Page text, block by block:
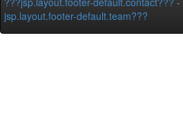
jsp.layout.footer-default.team???